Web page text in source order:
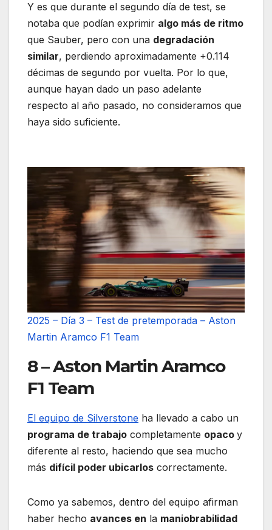
Y es que durante el segundo día de test, se
notaba que podían exprimir algo más de ritmo
que Sauber, pero con una degradación
similar, perdiendo aproximadamente +0.114
décimas de segundo por vuelta. Por lo que,
aunque hayan dado un paso adelante
respecto al año pasado, no consideramos que
haya sido suficiente.
2025 – Día 3 – Test de pretemporada – Aston
Martin Aramco F1 Team
8 – Aston Martin Aramco
F1 Team
El equipo de Silverstone ha llevado a cabo un
programa de trabajo completamente opaco y
diferente al resto, haciendo que sea mucho
más difícil poder ubicarlos correctamente.
Como ya sabemos, dentro del equipo afirman
haber hecho avances en la maniobrabilidad